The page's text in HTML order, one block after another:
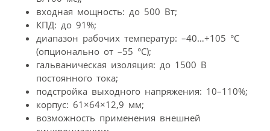
входная мощность: до 500 Вт;
КПД: до 91%;
диапазон рабочих температур: –40…+105 °С
(опционально от –55 °С);
гальваническая изоляция: до 1500 В
постоянного тока;
подстройка выходного напряжения: 10–110%;
корпус: 61×64×12,9 мм;
возможность применения внешней